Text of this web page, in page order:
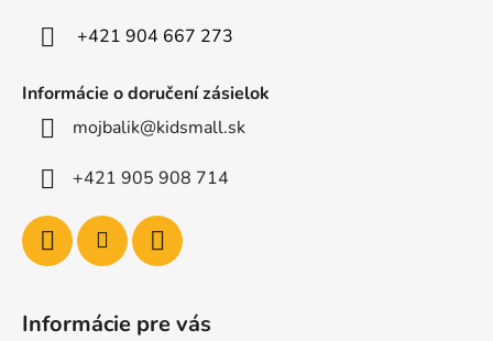
+421 904 667 273
Informácie o doručení zásielok
mojbalik@kidsmall.sk
+421 905 908 714
Informácie pre vás